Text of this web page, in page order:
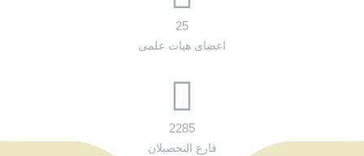
اعضای هیات علمی
25
فارغ التحصیلان
2285